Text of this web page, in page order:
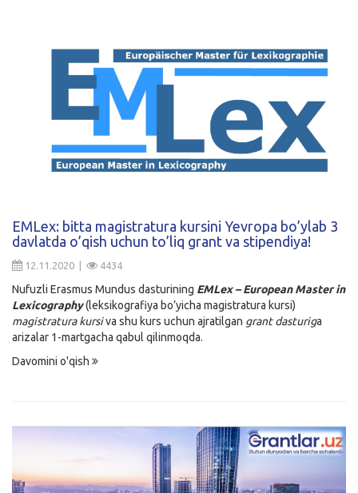
EMLex: bitta magistratura kursini Yevropa bo’ylab 3
davlatda o’qish uchun to’liq grant va stipendiya!
12.11.2020 | 4434
Nufuzli Erasmus Mundus dasturining EMLex – European Master in
Lexicography(leksikografiya bo’yicha magistratura kursi)
magistratura kursiva shu kurs uchun ajratilgan grant dasturiga
arizalar 1-martgacha qabul qilinmoqda.
Davomini o'qish